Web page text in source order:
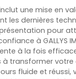
une mise en
les dernières
pour
à GALLYS
à la fois
transformer votre
fluide et